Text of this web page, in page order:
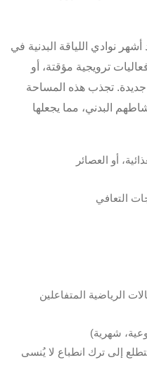
نوادي اللياقة البدنية في
ترويجية مؤقتة، أو
جديدة. تجذب هذه المساحة
البدني، مما يجعلها
أو العصائر
التعافي
الرياضية المتفاعلين
شهرية)
إلى ترك انطباع لا يُنسى